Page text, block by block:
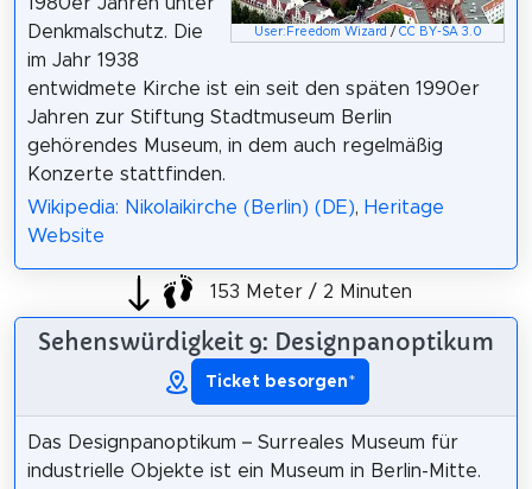
User:Freedom Wizard / CC BY-SA 3.0
Denkmalschutz. Die
im Jahr 1938
entwidmete Kirche ist ein seit den späten 1990er
Jahren zur Stiftung Stadtmuseum Berlin
gehörendes Museum, in dem auch regelmäßig
Konzerte stattfinden.
Wikipedia: Nikolaikirche (Berlin) (DE), Heritage
Website
153 Meter / 2 Minuten
Sehenswürdigkeit 9: Designpanoptikum
Ticket besorgen*
Das Designpanoptikum – Surreales Museum für
industrielle Objekte ist ein Museum in Berlin-Mitte.